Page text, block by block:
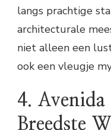
langs prachtige
architecturale
niet alleen een
ook een vleugje
4.
Breedste